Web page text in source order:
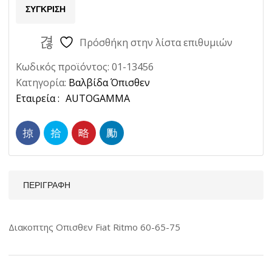
65-
Ποσότητα
ΣΎΓΚΡΙΣΗ
Πρόσθήκη στην λίστα επιθυμιών
Κωδικός προϊόντος: 01-13456
Κατηγορία: Βαλβίδα Όπισθεν
Ετικέτα:
AUTOGAMMA
ΠΕΡΙΓΡΑΦΉ
Διακοπτης Οπισθεν Fiat Ritmo 60-65-75